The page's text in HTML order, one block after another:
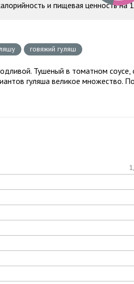
и пищевая ценность на
говяжий гуляш
Тушеный в томатном соусе,
гуляша великое множество.